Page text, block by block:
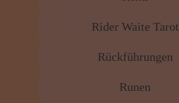
Rider Waite Tarot
Rückführungen
Runen